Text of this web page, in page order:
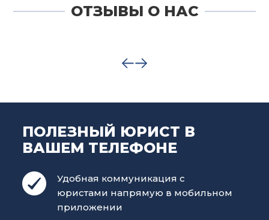
ОТЗЫВЫ О НАС
ПОЛЕЗНЫЙ ЮРИСТ В
ВАШЕМ ТЕЛЕФОНЕ
Удобная коммуникация с
юристами напрямую в мобильном
приложении